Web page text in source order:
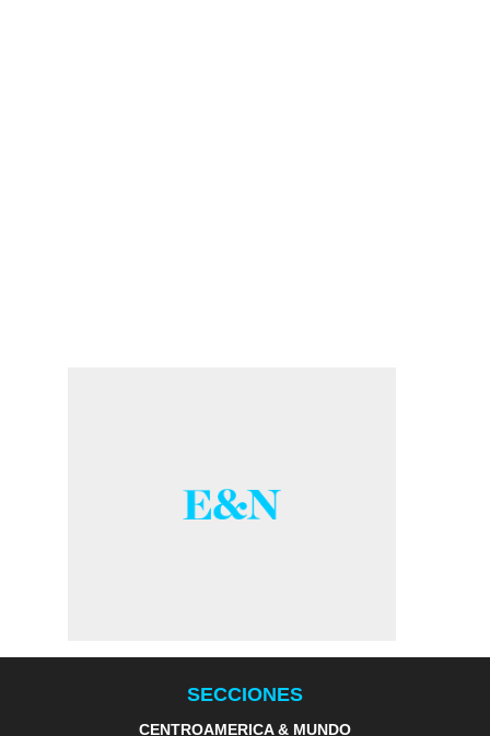
SECCIONES
CENTROAMERICA & MUNDO